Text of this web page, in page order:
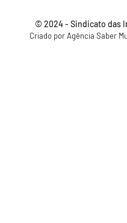
© 2024 - Sindicato das
Criado por AgênciaSaber